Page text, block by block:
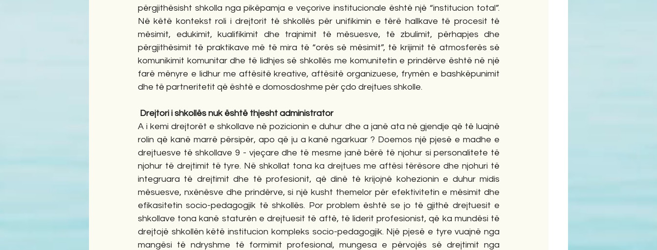
përgjithësisht shkolla nga pikëpamja e veçorive institucionale është një “institucion total”.
Në këtë kontekst roli i drejtorit të shkollës për unifikimin e tërë hallkave të procesit të
mësimit, edukimit, kualifikimit dhe trajnimit të mësuesve, të zbulimit, përhapjes dhe
përgjithësimit të praktikave më të mira të “orës së mësimit”, të krijimit të atmosferës së
komunikimit komunitar dhe të lidhjes së shkollës me komunitetin e prindërve është në një
farë mënyre e lidhur me aftësitë kreative, aftësitë organizuese, frymën e bashkëpunimit
dhe të partneritetit që është e domosdoshme për çdo drejtues shkolle.
Drejtori i shkollës nuk është thjesht administrator
A i kemi drejtorët e shkollave në pozicionin e duhur dhe a janë ata në gjendje që të luajnë
rolin që kanë marrë përsipër, apo që ju a kanë ngarkuar ? Doemos një pjesë e madhe e
drejtuesve të shkollave 9 - vjeçare dhe të mesme janë bërë të njohur si personalitete të
njohur të drejtimit të tyre. Në shkollat tona ka drejtues me aftësi tërësore dhe njohuri të
integruara të drejtimit dhe të profesionit, që dinë të krijojnë kohezionin e duhur midis
mësuesve, nxënësve dhe prindërve, si një kusht themelor për efektivitetin e mësimit dhe
efikasitetin socio-pedagogjik të shkollës. Por problem është se jo të gjithë drejtuesit e
shkollave tona kanë staturën e drejtuesit të aftë, të liderit profesionist, që ka mundësi të
drejtojë shkollën këtë institucion kompleks socio-pedagogjik. Një pjesë e tyre vuajnë nga
mangësi të ndryshme të formimit profesional, mungesa e përvojës së drejtimit nga